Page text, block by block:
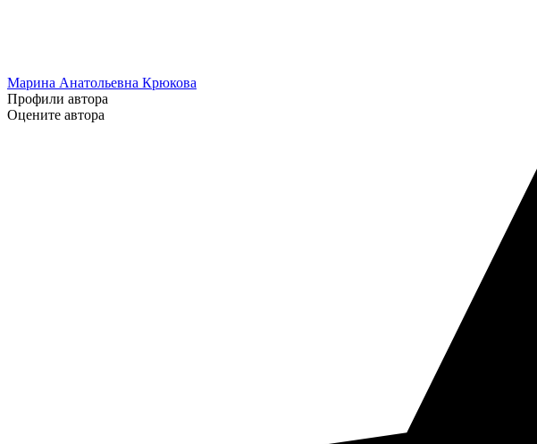
Марина Анатольевна Крюкова
Профили автора
Оцените автора